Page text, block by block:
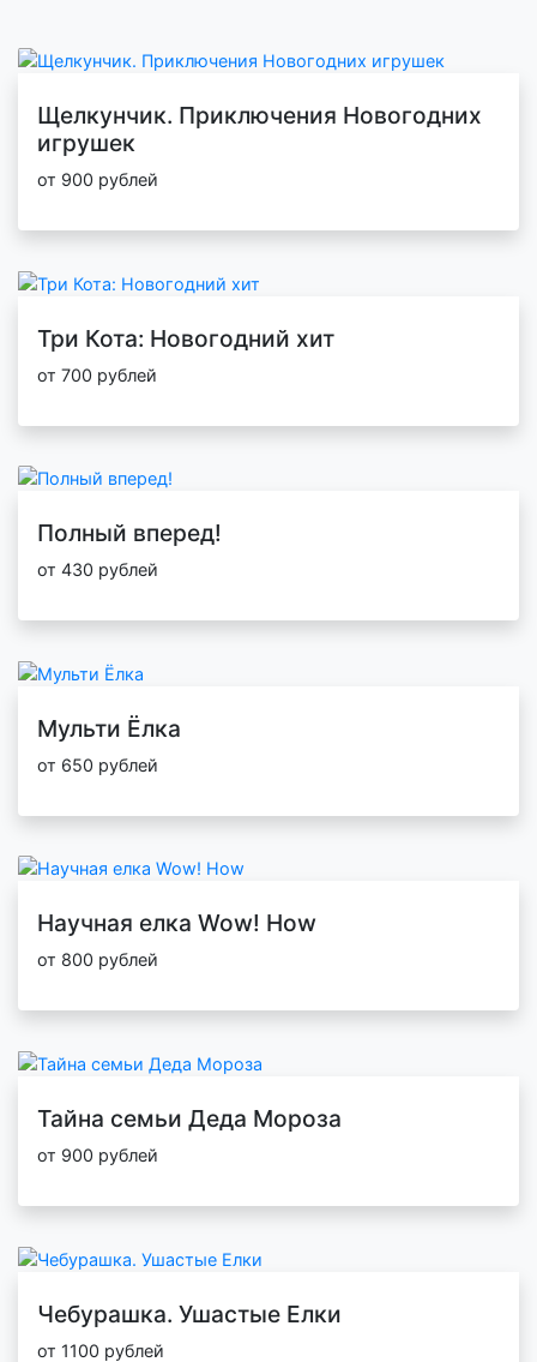
Щелкунчик. Приключения Новогодних
игрушек
от 900 рублей
Три Кота: Новогодний хит
от 700 рублей
Полный вперед!
от 430 рублей
Мульти Ёлка
от 650 рублей
Научная елка Wow! How
от 800 рублей
Тайна семьи Деда Мороза
от 900 рублей
Чебурашка. Ушастые Елки
от 1100 рублей